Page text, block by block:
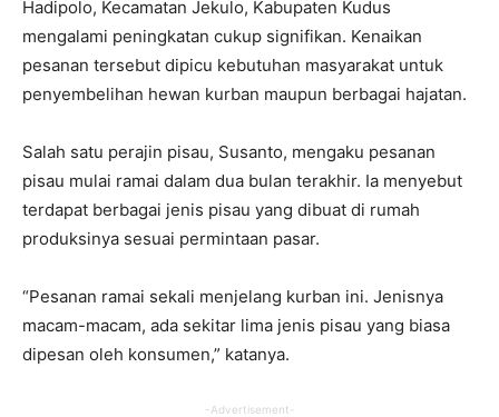
Hadipolo, Kecamatan Jekulo, Kabupaten Kudus
mengalami peningkatan cukup signifikan. Kenaikan
pesanan tersebut dipicu kebutuhan masyarakat untuk
penyembelihan hewan kurban maupun berbagai hajatan.
Salah satu perajin pisau, Susanto, mengaku pesanan
pisau mulai ramai dalam dua bulan terakhir. Ia menyebut
terdapat berbagai jenis pisau yang dibuat di rumah
produksinya sesuai permintaan pasar.
“Pesanan ramai sekali menjelang kurban ini. Jenisnya
macam-macam, ada sekitar lima jenis pisau yang biasa
dipesan oleh konsumen,” katanya.
-Advertisement-